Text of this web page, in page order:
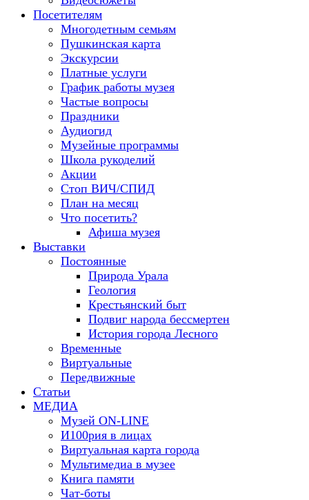
Посетителям
Многодетным семьям
Пушкинская карта
Экскурсии
Платные услуги
График работы музея
Частые вопросы
Праздники
Аудиогид
Музейные программы
Школа рукоделий
Акции
Стоп ВИЧ/СПИД
План на месяц
Что посетить?
Афиша музея
Выставки
Постоянные
Природа Урала
Геология
Крестьянский быт
Подвиг народа бессмертен
История города Лесного
Временные
Виртуальные
Передвижные
Статьи
МЕДИА
Музей ON-LINE
И100рия в лицах
Виртуальная карта города
Мультимедиа в музее
Книга памяти
Чат-боты